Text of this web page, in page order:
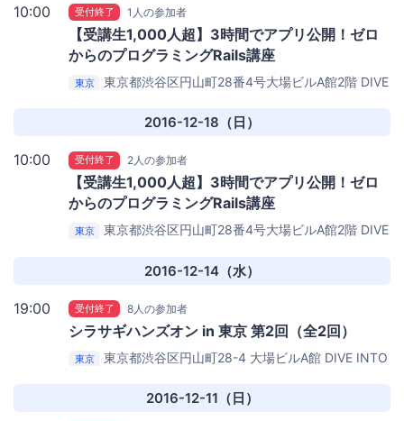
10:00 受付終了 1人の参加者
【受講生1,000人超】3時間でアプリ公開！ゼロ
からのプログラミングRails講座
東京 東京都渋谷区円山町28番4号大場ビルA館2階 DIVE
2016-12-18（日）
10:00 受付終了 2人の参加者
【受講生1,000人超】3時間でアプリ公開！ゼロ
からのプログラミングRails講座
東京 東京都渋谷区円山町28番4号大場ビルA館2階 DIVE
2016-12-14（水）
19:00 受付終了 8人の参加者
シラサギハンズオン in 東京 第2回（全2回）
東京 東京都渋谷区円山町28-4 大場ビルA館 DIVE INTO
2016-12-11（日）